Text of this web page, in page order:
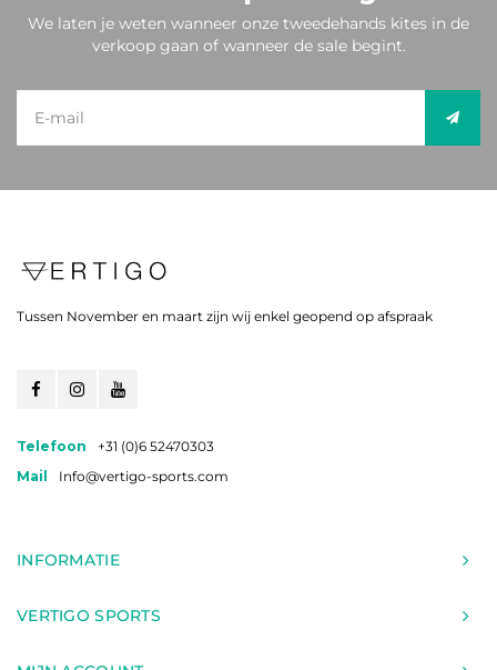
We laten je weten wanneer onze tweedehands kites in de
verkoop gaan of wanneer de sale begint.
Tussen November en maart zijn wij enkel geopend op afspraak
Telefoon
+31 (0)6 52470303
Mail
Info@vertigo-sports.com
INFORMATIE
VERTIGO SPORTS